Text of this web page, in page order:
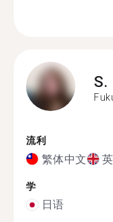
S.
流利
繁体中文
学
日语